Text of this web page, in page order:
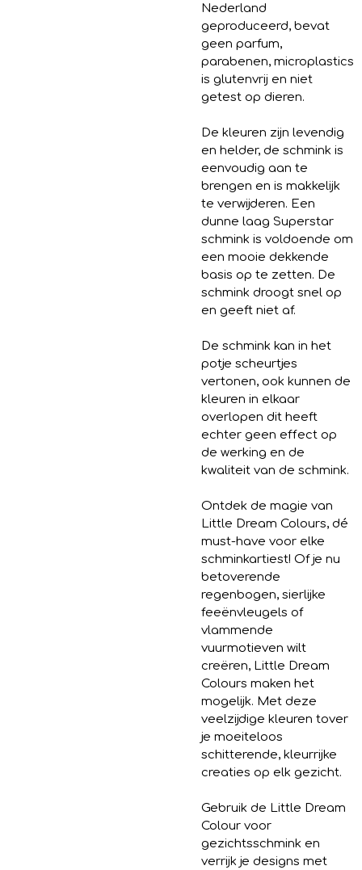
Nederland
geproduceerd, bevat
geen parfum,
parabenen, microplastics
is glutenvrij en niet
getest op dieren.
De kleuren zijn levendig
en helder, de schmink is
eenvoudig aan te
brengen en is makkelijk
te verwijderen. Een
dunne laag Superstar
schmink is voldoende om
een mooie dekkende
basis op te zetten. De
schmink droogt snel op
en geeft niet af.
De schmink kan in het
potje scheurtjes
vertonen, ook kunnen de
kleuren in elkaar
overlopen dit heeft
echter geen effect op
de werking en de
kwaliteit van de schmink.
Ontdek de magie van
Little Dream Colours, dé
must-have voor elke
schminkartiest! Of je nu
betoverende
regenbogen, sierlijke
feeënvleugels of
vlammende
vuurmotieven wilt
creëren, Little Dream
Colours maken het
mogelijk. Met deze
veelzijdige kleuren tover
je moeiteloos
schitterende, kleurrijke
creaties op elk gezicht.
Gebruik de Little Dream
Colour voor
gezichtsschmink en
verrijk je designs met